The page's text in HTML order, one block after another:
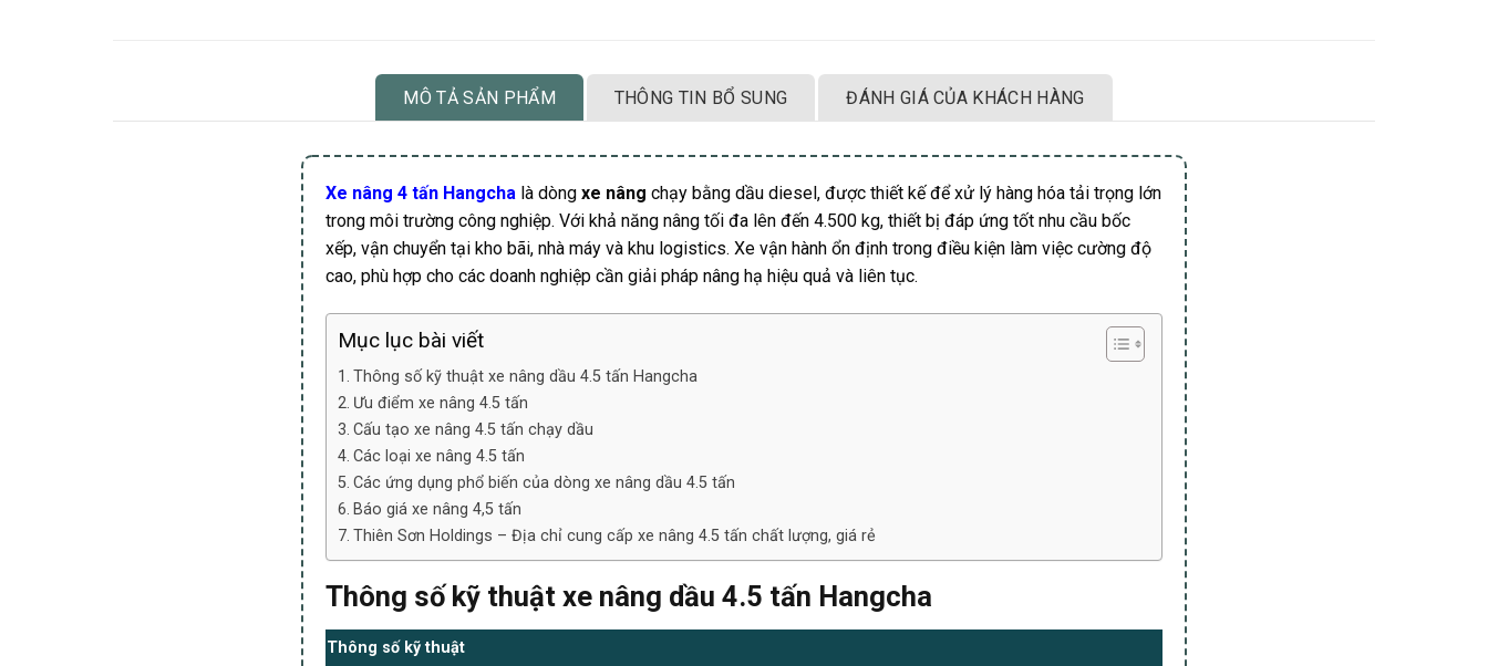
MÔ TẢ SẢN PHẨM THÔNG TIN BỔ SUNG ĐÁNH GIÁ CỦA KHÁCH HÀNG
Xe nâng 4 tấn Hangcha là dòng xe nâng chạy bằng dầu diesel, được thiết kế để xử lý hàng hóa tải trọng lớn
trong môi trường công nghiệp. Với khả năng nâng tối đa lên đến 4.500 kg, thiết bị đáp ứng tốt nhu cầu bốc
xếp, vận chuyển tại kho bãi, nhà máy và khu logistics. Xe vận hành ổn định trong điều kiện làm việc cường độ
cao, phù hợp cho các doanh nghiệp cần giải pháp nâng hạ hiệu quả và liên tục.
Mục lục bài viết
Thông số kỹ thuật xe nâng dầu 4.5 tấn Hangcha
Ưu điểm xe nâng 4.5 tấn
Cấu tạo xe nâng 4.5 tấn chạy dầu
Các loại xe nâng 4.5 tấn
Các ứng dụng phổ biến của dòng xe nâng dầu 4.5 tấn
Báo giá xe nâng 4,5 tấn
Thiên Sơn Holdings – Địa chỉ cung cấp xe nâng 4.5 tấn chất lượng, giá rẻ
Thông số kỹ thuật xe nâng dầu 4.5 tấn Hangcha
Thông số kỹ thuật